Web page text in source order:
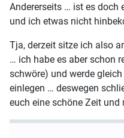
Andererseits … ist es doch
und ich etwas nicht
Tja, derzeit sitze ich also
… ich habe es aber schon
schwöre) und werde
einlegen … deswegen
euch eine schöne Zeit